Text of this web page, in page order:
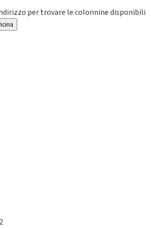
per trovare le colonnine disponibili